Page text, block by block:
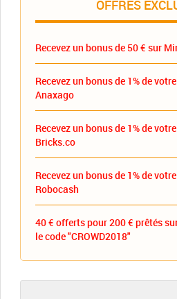
OFFRES
Recevez un bonus de 50 € sur
Recevez un bonus de 1% de
Anaxago
Recevez un bonus de 1% de
Bricks.co
Recevez un bonus de 1% de
Robocash
40 € offerts pour 200 € prêtés
le code "CROWD2018"